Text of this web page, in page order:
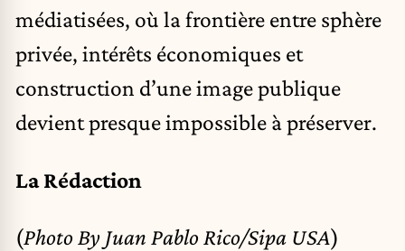
médiatisées, où la frontière entre sphère
privée, intérêts économiques et
construction d’une image publique
devient presque impossible à préserver.
La Rédaction
(Photo By Juan Pablo Rico/Sipa USA)